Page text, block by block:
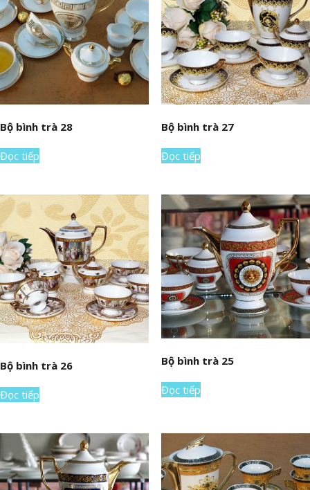
Bộ bình trà 28
Đọc tiếp
Bộ bình trà 27
Đọc tiếp
Bộ bình trà 26
Đọc tiếp
Bộ bình trà 25
Đọc tiếp